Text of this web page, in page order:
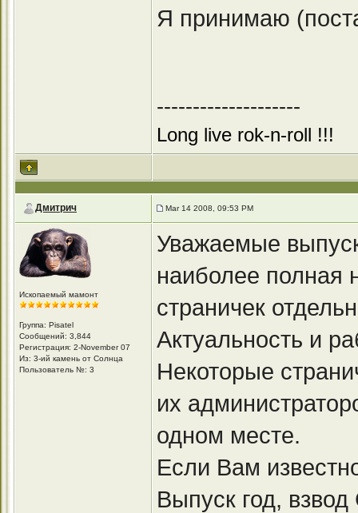
Я принимаю
--------------------
Long live rok-n-roll !!!
Дмитрич Mar 14 2008, 09:53 PM
Ископаемый мамонт
Группа: Pisatel
Сообщений: 3,844
Регистрация: 2-November 07
Из: 3-ий камень от Солнца
Пользователь №: 3
Уважаемые
наиболее полная
страничек
Актуальность и
Некоторые
их
одном месте.
Если Вам
Выпуск год,